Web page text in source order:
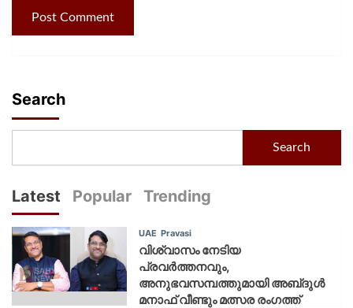
Search
Search
Latest Popular Trending
UAE Pravasi
വിശ്വാസം നേടിയ
പ്രവർത്തനവും,
അനുഭവസമ്പത്തുമായി അബ്‌ദുൾ
മനാഫ് വീണ്ടും മത്സര രംഗത്ത്